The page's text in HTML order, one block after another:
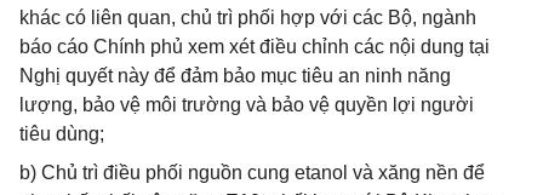
khác có liên quan, chủ trì phối hợp với các Bộ, ngành
báo cáo Chính phủ xem xét điều chỉnh các nội dung tại
Nghị quyết này để đảm bảo mục tiêu an ninh năng
lượng, bảo vệ môi trường và bảo vệ quyền lợi người
tiêu dùng;
b) Chủ trì điều phối nguồn cung etanol và xăng nền để